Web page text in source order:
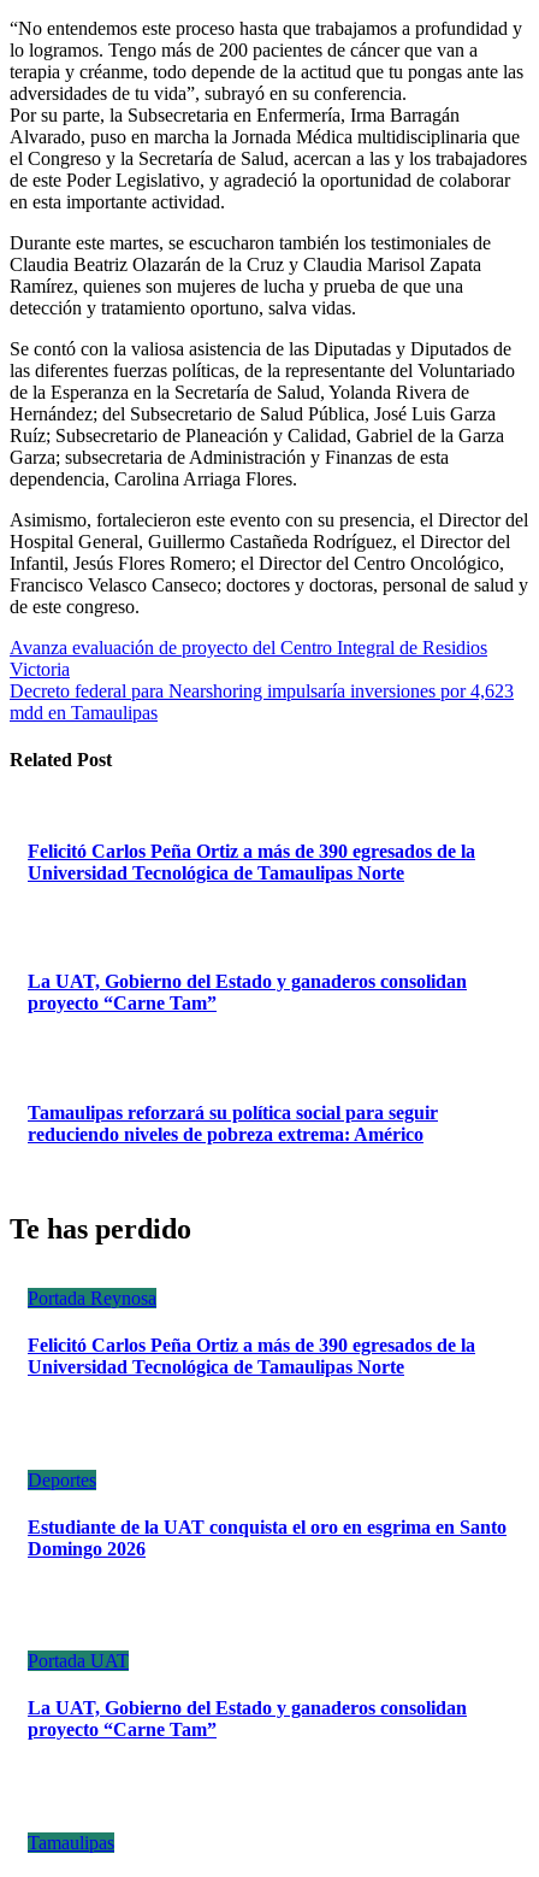
“No entendemos este proceso hasta que trabajamos a profundidad y
lo logramos. Tengo más de 200 pacientes de cáncer que van a
terapia y créanme, todo depende de la actitud que tu pongas ante las
adversidades de tu vida”, subrayó en su conferencia.
Por su parte, la Subsecretaria en Enfermería, Irma Barragán
Alvarado, puso en marcha la Jornada Médica multidisciplinaria que
el Congreso y la Secretaría de Salud, acercan a las y los trabajadores
de este Poder Legislativo, y agradeció la oportunidad de colaborar
en esta importante actividad.
Durante este martes, se escucharon también los testimoniales de
Claudia Beatriz Olazarán de la Cruz y Claudia Marisol Zapata
Ramírez, quienes son mujeres de lucha y prueba de que una
detección y tratamiento oportuno, salva vidas.
Se contó con la valiosa asistencia de las Diputadas y Diputados de
las diferentes fuerzas políticas, de la representante del Voluntariado
de la Esperanza en la Secretaría de Salud, Yolanda Rivera de
Hernández; del Subsecretario de Salud Pública, José Luis Garza
Ruíz; Subsecretario de Planeación y Calidad, Gabriel de la Garza
Garza; subsecretaria de Administración y Finanzas de esta
dependencia, Carolina Arriaga Flores.
Asimismo, fortalecieron este evento con su presencia, el Director del
Hospital General, Guillermo Castañeda Rodríguez, el Director del
Infantil, Jesús Flores Romero; el Director del Centro Oncológico,
Francisco Velasco Canseco; doctores y doctoras, personal de salud y
de este congreso.
Navegación
de
entradas
Avanza evaluación de proyecto del Centro Integral de Residios
Victoria
Decreto federal para Nearshoring impulsaría inversiones por 4,623
mdd en Tamaulipas
Related Post
Felicitó Carlos Peña Ortiz a más de 390 egresados de la
Universidad Tecnológica de Tamaulipas Norte
La UAT, Gobierno del Estado y ganaderos consolidan
proyecto “Carne Tam”
Tamaulipas reforzará su política social para seguir
reduciendo niveles de pobreza extrema: Américo
Te has perdido
Portada Reynosa
Felicitó Carlos Peña Ortiz a más de 390 egresados de la
Universidad Tecnológica de Tamaulipas Norte
Deportes
Estudiante de la UAT conquista el oro en esgrima en Santo
Domingo 2026
Portada UAT
La UAT, Gobierno del Estado y ganaderos consolidan
proyecto “Carne Tam”
Tamaulipas